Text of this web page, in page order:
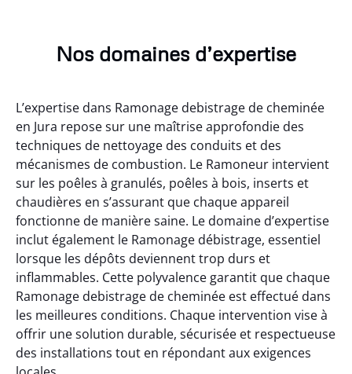
Nos domaines d’expertise
L’expertise dans Ramonage debistrage de cheminée
en Jura repose sur une maîtrise approfondie des
techniques de nettoyage des conduits et des
mécanismes de combustion. Le Ramoneur intervient
sur les poêles à granulés, poêles à bois, inserts et
chaudières en s’assurant que chaque appareil
fonctionne de manière saine. Le domaine d’expertise
inclut également le Ramonage débistrage, essentiel
lorsque les dépôts deviennent trop durs et
inflammables. Cette polyvalence garantit que chaque
Ramonage debistrage de cheminée est effectué dans
les meilleures conditions. Chaque intervention vise à
offrir une solution durable, sécurisée et respectueuse
des installations tout en répondant aux exigences